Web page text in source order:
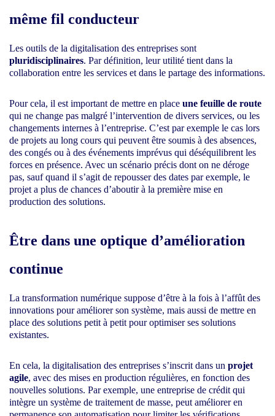
même fil conducteur
Les outils de la digitalisation des entreprises sont
pluridisciplinaires. Par définition, leur utilité tient dans la
collaboration entre les services et dans le partage des informations.
Pour cela, il est important de mettre en place une feuille de route
qui ne change pas malgré l’intervention de divers services, ou les
changements internes à l’entreprise. C’est par exemple le cas lors
de projets au long cours qui peuvent être soumis à des absences,
des congés ou à des événements imprévus qui déséquilibrent les
forces en présence. Avec un scénario précis dont on ne déroge
pas, sauf quand il s’agit de repousser des dates par exemple, le
projet a plus de chances d’aboutir à la première mise en
production des solutions.
Être dans une optique d’amélioration
continue
La transformation numérique suppose d’être à la fois à l’affût des
innovations pour améliorer son système, mais aussi de mettre en
place des solutions petit à petit pour optimiser ses solutions
existantes.
En cela, la digitalisation des entreprises s’inscrit dans un projet
agile, avec des mises en production régulières, en fonction des
nouvelles solutions. Par exemple, une entreprise de crédit qui
intègre un système de traitement de masse, peut améliorer en